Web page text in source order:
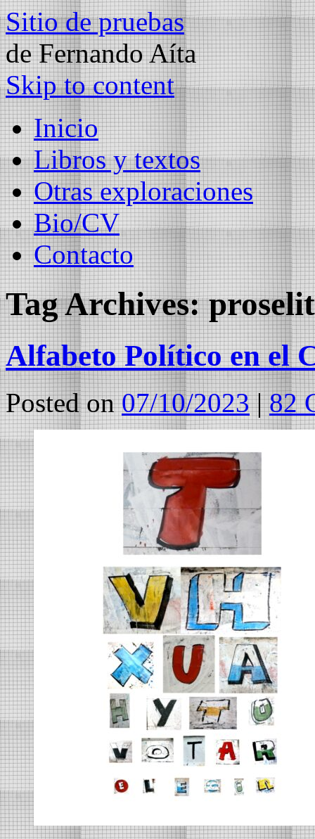
Sitio de pruebas
de Fernando Aíta
Skip to content
Inicio
Libros y textos
Otras exploraciones
Bio/CV
Contacto
Tag Archives:
Alfabeto Político en el
Posted on 07/10/2023 | 82